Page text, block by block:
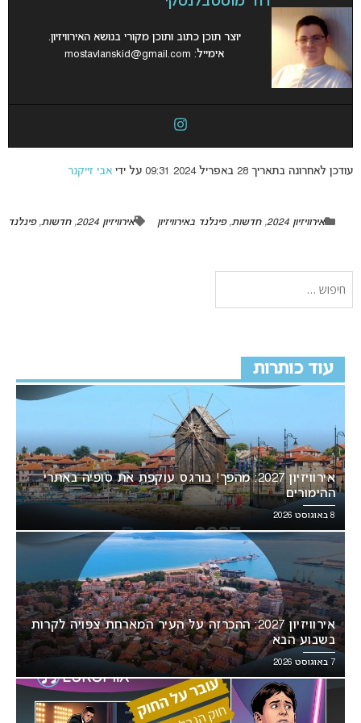
יוצר תוכן כתוב ותוכן מקורי בנושא האירוויזיון.
אימייל: mostavlanskid@gmail.com
עודכן לאחרונה בתאריך 28 באפריל 2024 09:31 על ידי אבי זייקנר
אירוויזיון 2024 ,חדשות,פינלנד באירוויזיון אירוויזיון 2024 ,חדשות,פינלנד
עוד כותרות
אירוויזיון 2027: מהפך! בורגס עוקפת את סופיה באתרי
ההימורים
8 באוגוסט 2026
אירוויזיון 2027: ההכרזה על העיר המארחת צפויה לקרות
בשבוע הבא
7 באוגוסט 2026